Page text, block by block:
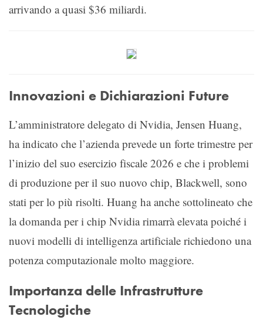
arrivando a quasi $36 miliardi.
Innovazioni e Dichiarazioni Future
L’amministratore delegato di Nvidia, Jensen Huang,
ha indicato che l’azienda prevede un forte trimestre per
l’inizio del suo esercizio fiscale 2026 e che i problemi
di produzione per il suo nuovo chip, Blackwell, sono
stati per lo più risolti. Huang ha anche sottolineato che
la domanda per i chip Nvidia rimarrà elevata poiché i
nuovi modelli di intelligenza artificiale richiedono una
potenza computazionale molto maggiore.
Importanza delle Infrastrutture
Tecnologiche